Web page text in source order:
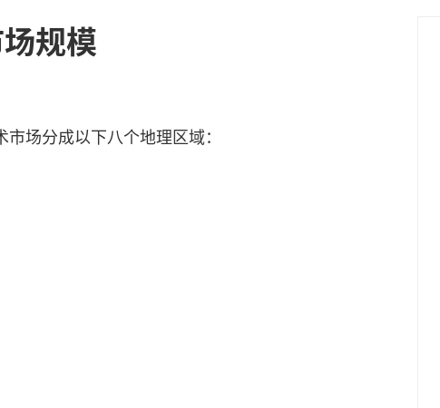
规模
场分成以下八个地理区域：